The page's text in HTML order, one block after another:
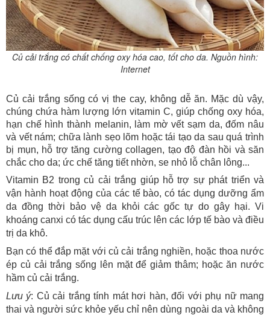
Củ cải trắng có chất chống oxy hóa cao, tốt cho da. Nguồn hình:
Internet
Củ cải trắng sống có vị the cay, không dễ ăn. Mặc dù vậy,
chúng chứa hàm lượng lớn vitamin C, giúp chống oxy hóa,
hạn chế hình thành melanin, làm mờ vết sạm da, đốm nâu
và vết nám; chữa lành sẹo lõm hoặc tái tạo da sau quá trình
bị mụn, hỗ trợ tăng cường collagen, tạo độ đàn hồi và săn
chắc cho da; ức chế tăng tiết nhờn, se nhỏ lỗ chân lông...
Vitamin B2 trong củ cải trắng giúp hỗ trợ sự phát triển và
vận hành hoạt động của các tế bào, có tác dụng dưỡng ẩm
da đồng thời bảo vệ da khỏi các gốc tự do gây hại. Vi
khoáng canxi có tác dụng cấu trúc lên các lớp tế bào và điều
trị da khô.
Bạn có thể đắp mặt với củ cải trắng nghiền, hoặc thoa nước
ép củ cải trắng sống lên mặt để giảm thâm; hoặc ăn nước
hầm củ cải trắng.
Lưu ý: Củ cải trắng tính mát hơi hàn, đối với phụ nữ mang
thai và người sức khỏe yếu chỉ nên dùng ngoài da và không